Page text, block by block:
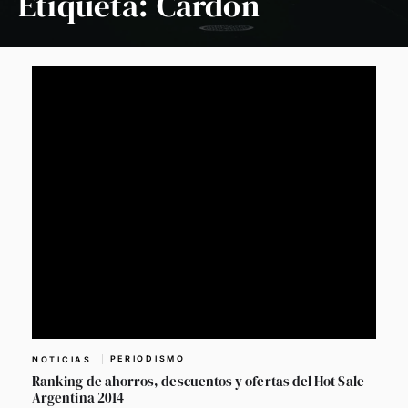
NOTICIAS PERIODISMO
Ranking de ahorros, descuentos y ofertas del Hot Sale
Argentina 2014